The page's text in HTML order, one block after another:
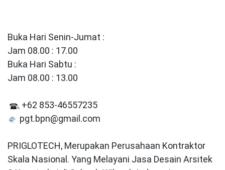
Buka Hari Senin-Jumat :
Jam 08.00 : 17.00
Buka Hari Sabtu :
Jam 08.00 : 13.00
+62 853-46557235
pgt.bpn@gmail.com
PRIGLOTECH, Merupakan Perusahaan Kontraktor
Skala Nasional. Yang Melayani Jasa Desain Arsitek